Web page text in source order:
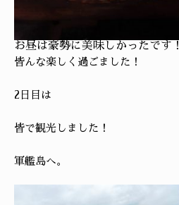
お昼は豪勢に美味しかったです！
皆んな楽しく過ごました！
2日目は
皆で観光しました！
軍艦島へ。